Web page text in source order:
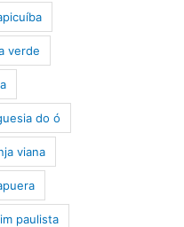
verde
do ó
viana
paulista